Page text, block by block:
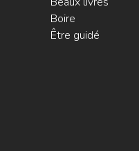
Boire
Être guidé